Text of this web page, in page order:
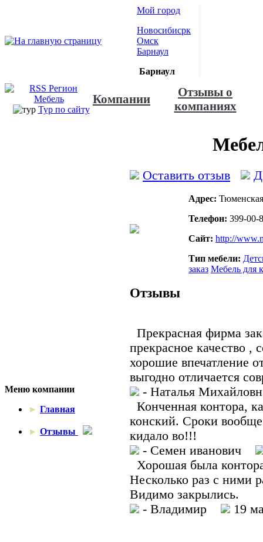
Мой город
Новосибисрк
Омск
Барнаул
Барнаул
Тур по сайту
Компании
Отзывы о
компаниях
Меню компании
► Главная
► Отзывы
Оставить отзыв
Адрес:
Телефон: 399-00-
Сайт: http://
Тип мебели:
заказ Мебель для
Отзывы
Прекрасная фирма
прекрасное качество ,
хорошие впечатление
выгодно отличается
- Наталья
Конченная контора,
конский. Сроки
кидало во!!!
- Семен иванович
Хорошая была
Несколько раз с ними
Видимо закрылись.
- Владимир
19